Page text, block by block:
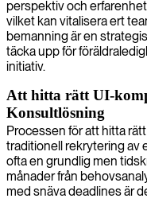
perspektiv och
vilket kan vitalisera ert
bemanning är en
täcka upp för
initiativ.
Att hitta rätt UI-
Konsultlösning
Processen för att hitta
traditionell rekrytering av
ofta en grundlig men
månader från
med snäva deadlines är